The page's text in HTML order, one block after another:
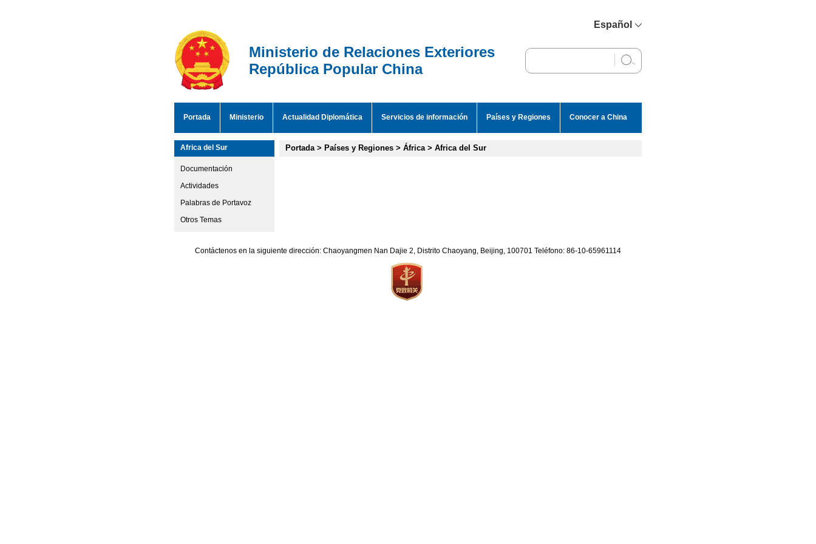
Español
English
Ministerio de Relaciones Exteriores
República Popular China
Portada Ministerio Actualidad Diplomática Servicios de información Países y Regiones Conocer a China
Africa del Sur
Documentación
Actividades
Palabras de Portavoz
Otros Temas
Portada> Países y Regiones > África> Africa del Sur
Contáctenos en la siguiente dirección: Chaoyangmen Nan Dajie 2, Distrito Chaoyang, Beijing, 100701 Teléfono: 86-10-65961114